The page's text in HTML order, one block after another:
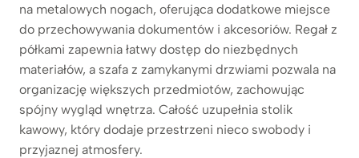
na metalowych nogach, oferująca dodatkowe miejsce
do przechowywania dokumentów i akcesoriów. Regał z
półkami zapewnia łatwy dostęp do niezbędnych
materiałów, a szafa z zamykanymi drzwiami pozwala na
organizację większych przedmiotów, zachowując
spójny wygląd wnętrza. Całość uzupełnia stolik
kawowy, który dodaje przestrzeni nieco swobody i
przyjaznej atmosfery.